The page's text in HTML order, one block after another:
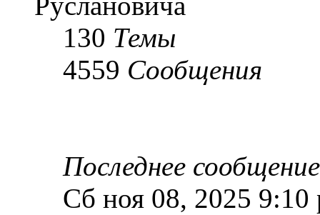
130 Темы
4559 Сообщения
Последнее сообщение
Сб ноя 08, 2025 9:10